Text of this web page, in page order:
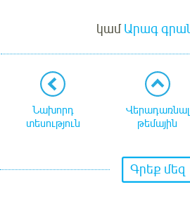
կամԱրագ
Նախորդ
տեսություն
Վերադառնալ
թեմային
Գրեք մեզ